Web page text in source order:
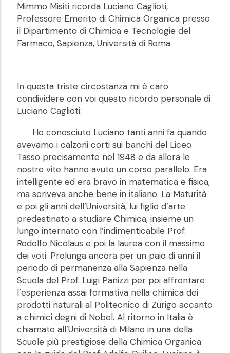
Mimmo Misiti ricorda Luciano Caglioti,
Professore Emerito di Chimica Organica presso
il Dipartimento di Chimica e Tecnologie del
Farmaco, Sapienza, Università di Roma
In questa triste circostanza mi è caro
condividere con voi questo ricordo personale di
Luciano Caglioti:
Ho conosciuto Luciano tanti anni fa quando
avevamo i calzoni corti sui banchi del Liceo
Tasso precisamente nel 1948 e da allora le
nostre vite hanno avuto un corso parallelo. Era
intelligente ed era bravo in matematica e fisica,
ma scriveva anche bene in italiano. La Maturità
e poi gli anni dell’Università, lui figlio d’arte
predestinato a studiare Chimica, insieme un
lungo internato con l’indimenticabile Prof.
Rodolfo Nicolaus e poi la laurea con il massimo
dei voti. Prolunga ancora per un paio di anni il
periodo di permanenza alla Sapienza nella
Scuola del Prof. Luigi Panizzi per poi affrontare
l’esperienza assai formativa nella chimica dei
prodotti naturali al Politecnico di Zurigo accanto
a chimici degni di Nobel. Al ritorno in Italia è
chiamato all’Università di Milano in una della
Scuole più prestigiose della Chimica Organica